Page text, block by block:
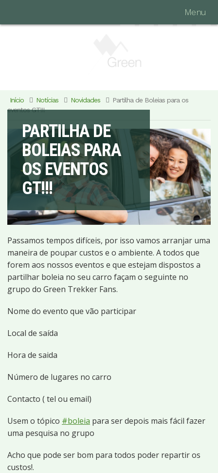
Menu
Início Notícias Novidades
Partilha de Boleias para os
eventos GT!!!
PARTILHA DE
BOLEIAS PARA
OS EVENTOS
GT!!!
Passamos tempos difíceis, por isso vamos arranjar uma
maneira de poupar custos e o ambiente. A todos que
forem aos nossos eventos e que estejam dispostos a
partilhar boleia no seu carro façam o seguinte no
grupo do Green Trekker Fans.
Nome do evento que vão participar
Local de saída
Hora de saida
Número de lugares no carro
Contacto ( tel ou email)
Usem o tópico #boleia para ser depois mais fácil fazer
uma pesquisa no grupo
Acho que pode ser bom para todos poder repartir os
custos!.